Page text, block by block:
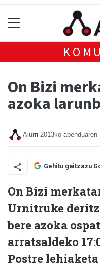
On Bizi
azoka
Aiurri 2013ko abenduaren
Gehitu gaitzazu
On Bizi
Urnitruke
bere azoka
arratsaldeko
Postre